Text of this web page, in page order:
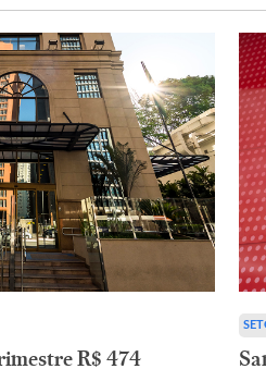
R$ 474